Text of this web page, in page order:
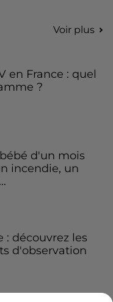
Voir plus
en France : quel
?
d'un mois
incendie, un
: découvrez les
d'observation